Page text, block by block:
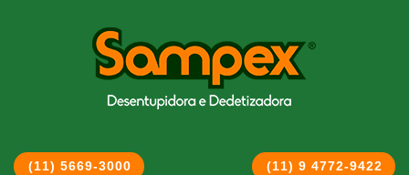
(11) 5669-3000 (11) 9 4772-9422